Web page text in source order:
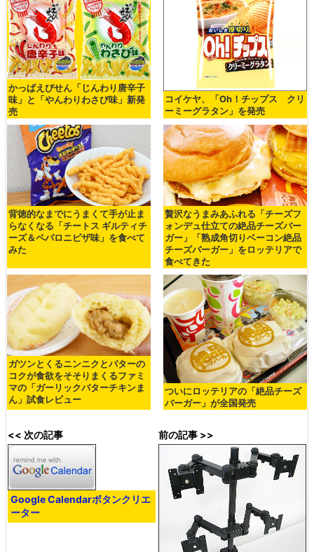
かっぱえびせん「じんわり唐辛子
味」と「やんわりわさび味」新発
売
コイケヤ、「Oh！チップス クリ
ーミーグラタン」を発売
背徳的なまでにうまくて手が止ま
らなくなる「チートス ギルティチ
ーズ＆ペパロニピザ味」を食べて
みた
贅沢なうまみあふれる「チーズフ
ォンデュ仕立ての絶品チーズバー
ガー」「熟成角切りベーコン絶品
チーズバーガー」をロッテリアで
食べてきた
ガツンとくるニンニクとバターの
コクが食欲をそそりまくるファミ
マの「ガーリックバターチキンま
ん」試食レビュー
ついにロッテリアの「絶品チーズ
バーガー」が全国発売
<< 次の記事
Google Calendarボタンクリエ
ーター
前の記事 >>